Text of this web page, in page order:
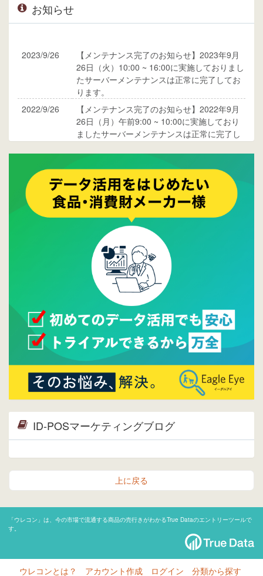
お知らせ
2023/9/26
【メンテナンス完了のお知らせ】2023年9月
26日（火）10:00 ~ 16:00に実施しておりまし
たサーバーメンテナンスは正常に完了してお
ります。
2022/9/26
【メンテナンス完了のお知らせ】2022年9月
26日（月）午前9:00 ~ 10:00に実施しており
ましたサーバーメンテナンスは正常に完了し
ご覧ください。
2015/10/19
ウレコンのサイト機能を大幅バージョンアッ
プ。詳細はこちら。⇒告知ページへ
2015/09/28
ウレコンが機能拡充し、サイトリニューアル
しました。⇒
ウレコンFacebook
Facebookページを開設しました。詳細は
ら。
ウレコンサイトリリースしました。
ID-POSマーケティングブログ
上に戻る
「ウレコン」は、今の市場で流通する商品の売行きがわかるTrue Dataのエントリーツールで
す。
ウレコンとは？ アカウント作成 ログイン 分類から探す